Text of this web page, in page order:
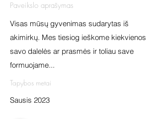
Paveikslo aprašymas
Visas mūsų gyvenimas sudarytas iš
akimirkų. Mes tiesiog ieškome kiekvienos
savo dalelės ar prasmės ir toliau save
formuojame...
Tapybos metai
Sausis 2023